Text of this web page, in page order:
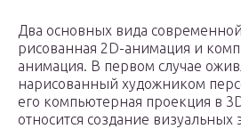
Два основных вида
рисованная 2D-анимация и
анимация. В первом случае
нарисованный художником
его компьютерная проекция в
относится создание визуальных